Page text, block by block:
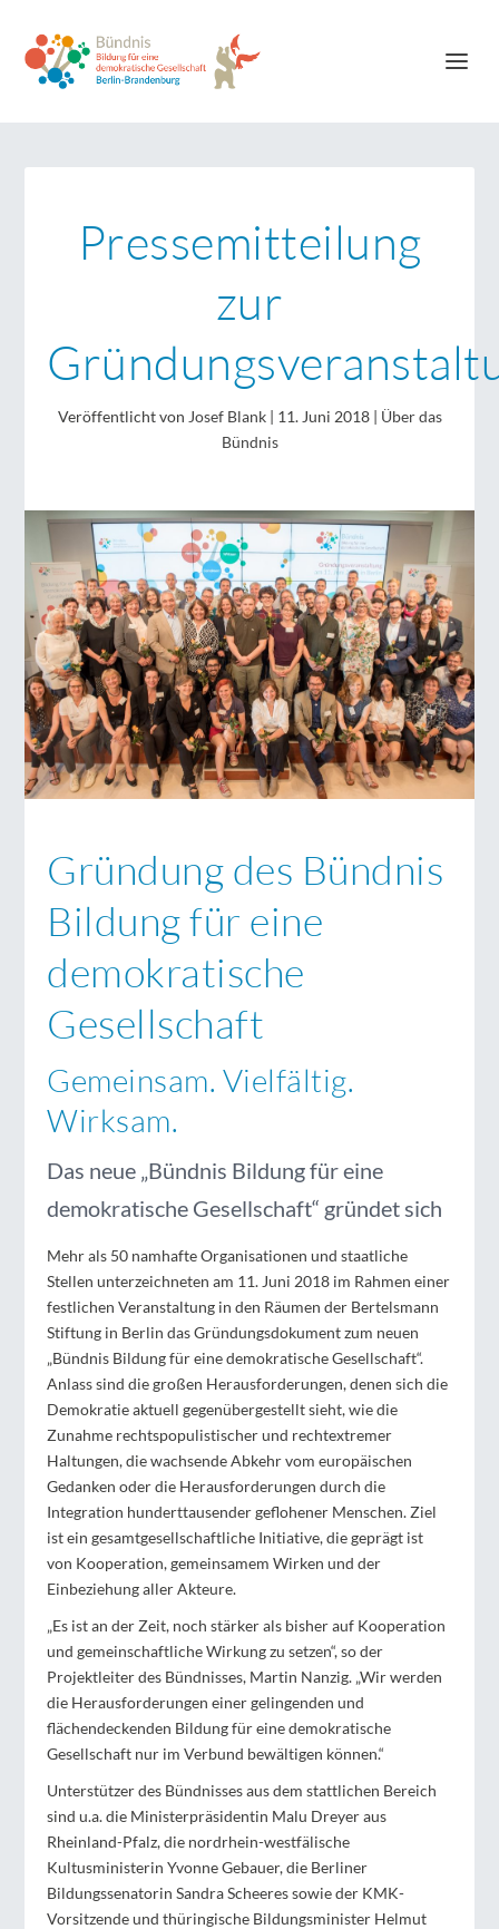
Pressemitteilung
zur
Veröffentlicht von Josef Blank| 11. Juni 2018| Über das
Bündnis
Gründung des Bündnis
Bildung für eine
demokratische
Gesellschaft
Gemeinsam. Vielfältig.
Wirksam.
Das neue „Bündnis Bildung für eine
demokratische Gesellschaft“ gründet sich
Mehr als 50 namhafte Organisationen und staatliche
Stellen unterzeichneten am 11. Juni 2018 im Rahmen einer
festlichen Veranstaltung in den Räumen der Bertelsmann
Stiftung in Berlin das Gründungsdokument zum neuen
„Bündnis Bildung für eine demokratische Gesellschaft“.
Anlass sind die großen Herausforderungen, denen sich die
Demokratie aktuell gegenübergestellt sieht, wie die
Zunahme rechtspopulistischer und rechtextremer
Haltungen, die wachsende Abkehr vom europäischen
Gedanken oder die Herausforderungen durch die
Integration hunderttausender geflohener Menschen. Ziel
ist ein gesamtgesellschaftliche Initiative, die geprägt ist
von Kooperation, gemeinsamem Wirken und der
Einbeziehung aller Akteure.
„Es ist an der Zeit, noch stärker als bisher auf Kooperation
und gemeinschaftliche Wirkung zu setzen“, so der
Projektleiter des Bündnisses, Martin Nanzig. „Wir werden
die Herausforderungen einer gelingenden und
flächendeckenden Bildung für eine demokratische
Gesellschaft nur im Verbund bewältigen können.“
Unterstützer des Bündnisses aus dem stattlichen Bereich
sind u.a. die Ministerpräsidentin Malu Dreyer aus
Rheinland-Pfalz, die nordrhein-westfälische
Kultusministerin Yvonne Gebauer, die Berliner
Bildungssenatorin Sandra Scheeres sowie der KMK-
Vorsitzende und thüringische Bildungsminister Helmut